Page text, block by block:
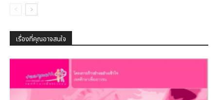
เรื่องที่คุณอาจสนใจ